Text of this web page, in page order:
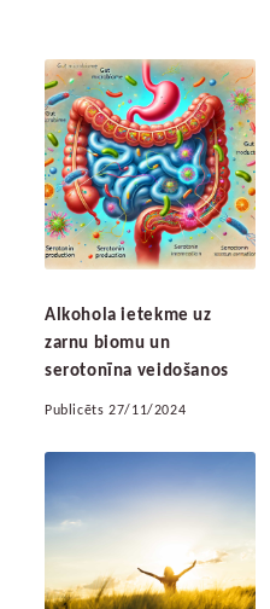
Alkohola ietekme uz
zarnu biomu un
serotonīna veidošanos
Publicēts 27/11/2024